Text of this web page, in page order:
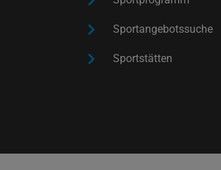
Sportangebotssuche
Sportstätten